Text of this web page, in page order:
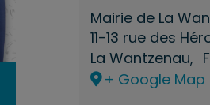
Mairie de La
11-13 rue des
La Wantzenau,
+ Google Map